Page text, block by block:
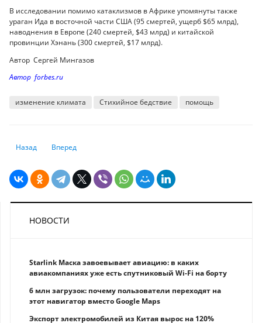
В исследовании помимо катаклизмов в Африке упомянуты также
ураган Ида в восточной части США (95 смертей, ущерб $65 млрд),
наводнения в Европе (240 смертей, $43 млрд) и китайской
провинции Хэнань (300 смертей, $17 млрд).
Автор Сергей Мингазов
Автор forbes.ru
изменение климата Стихийное бедствие помощь
Предыдущий: Глава ВОЗ анонсировал на 2022 год работу над
Назад Следующий: Как узнать реальную цену на понравившуюся
Вперед
НОВОСТИ
Starlink Маска завоевывает авиацию: в каких
авиакомпаниях уже есть спутниковый Wi-Fi на борту
6 млн загрузок: почему пользователи переходят на
этот навигатор вместо Google Maps
Экспорт электромобилей из Китая вырос на 120%